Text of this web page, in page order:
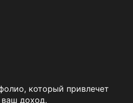
который привлечет
ваш доход.